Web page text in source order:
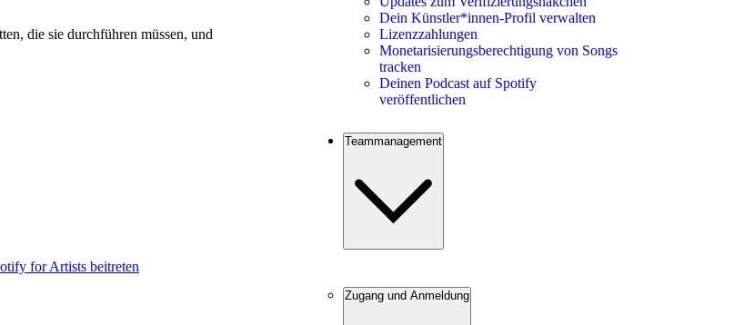
die sie durchführen müssen, und
for Artists beitreten
Dein Künstler*innen-Profil verwalten
Lizenzzahlungen
Monetarisierungsberechtigung von Songs
tracken
Deinen Podcast auf Spotify
veröffentlichen
Teammanagement
Zugang und Anmeldung